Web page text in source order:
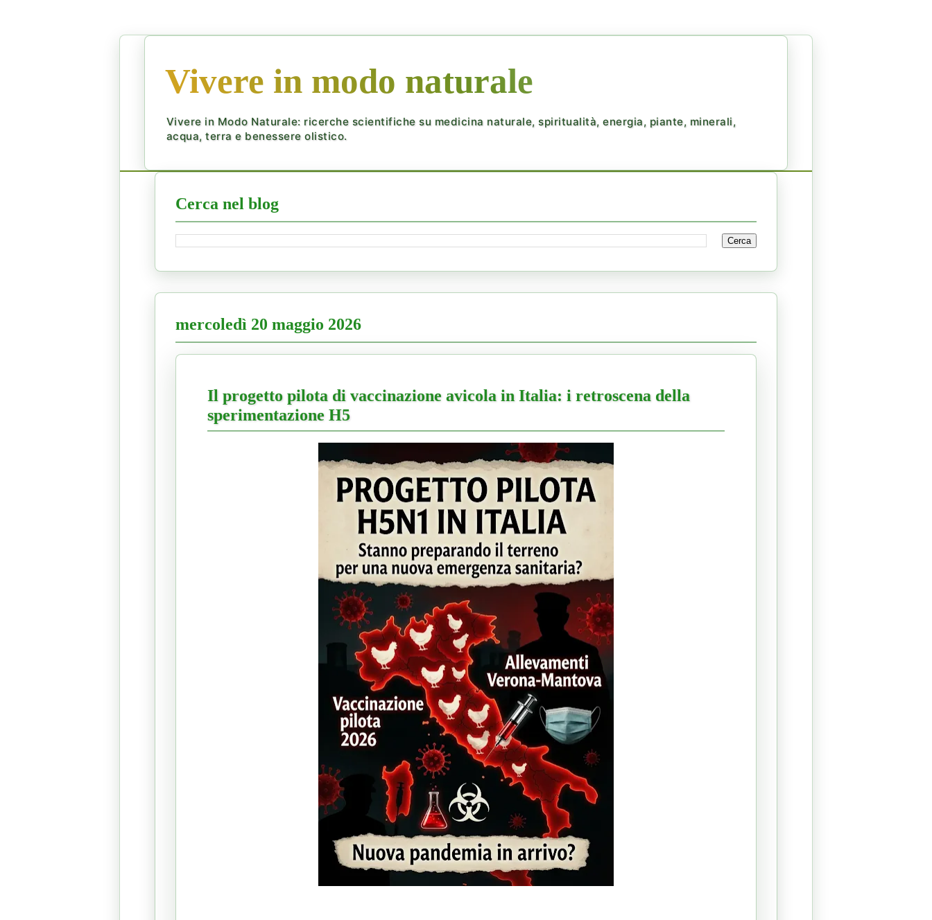
Vivere in modo naturale
Vivere in Modo Naturale: ricerche scientifiche su medicina naturale, spiritualità, energia, piante, minerali,
acqua, terra e benessere olistico.
Cerca nel blog
mercoledì 20 maggio 2026
Il progetto pilota di vaccinazione avicola in Italia: i retroscena della
sperimentazione H5